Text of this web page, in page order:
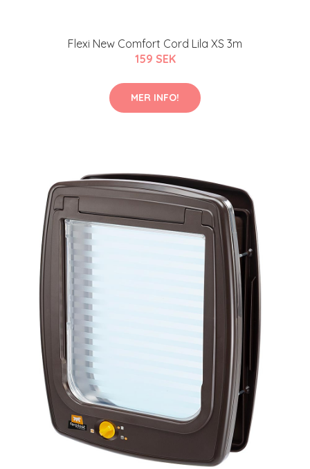
Flexi New Comfort Cord Lila XS 3m
159 SEK
MER INFO!